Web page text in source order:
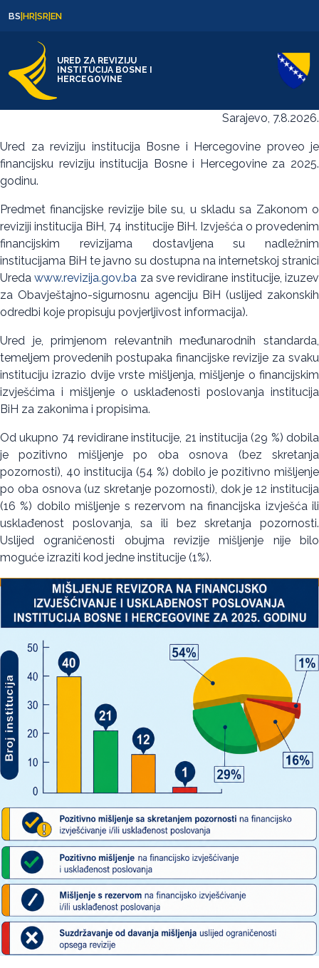
BS|HR|SR|EN
URED ZA REVIZIJU
INSTITUCIJA BOSNE I
HERCEGOVINE
Sarajevo, 7.8.2026.
Ured za reviziju institucija Bosne i Hercegovine proveo je
financijsku reviziju institucija Bosne i Hercegovine za 2025.
godinu.
Predmet financijske revizije bile su, u skladu sa Zakonom o
reviziji institucija BiH, 74 institucije BiH. Izvješća o provedenim
financijskim revizijama dostavljena su nadležnim
institucijama BiH te javno su dostupna na internetskoj stranici
Uredawww.revizija.gov.ba za sve revidirane institucije, izuzev
za Obavještajno-sigurnosnu agenciju BiH (uslijed zakonskih
odredbi koje propisuju povjerljivost informacija).
Ured je, primjenom relevantnih međunarodnih standarda,
temeljem provedenih postupaka financijske revizije za svaku
instituciju izrazio dvije vrste mišljenja, mišljenje o financijskim
izvješćima i mišljenje o usklađenosti poslovanja institucija
BiH za zakonima i propisima.
Od ukupno 74 revidirane institucije, 21 institucija (29 %) dobila
je pozitivno mišljenje po oba osnova (bez skretanja
pozornosti), 40 institucija (54 %) dobilo je pozitivno mišljenje
po oba osnova (uz skretanje pozornosti), dok je 12 institucija
(16 %) dobilo mišljenje s rezervom na financijska izvješća ili
usklađenost poslovanja, sa ili bez skretanja pozornosti.
Uslijed ograničenosti obujma revizije mišljenje nije bilo
moguće izraziti kod jedne institucije (1%).